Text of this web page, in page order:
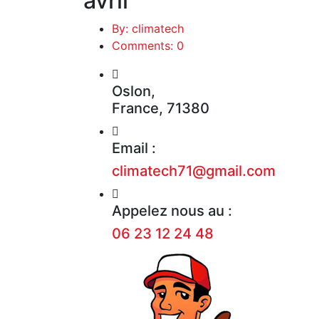
By: climatech
Comments: 0
Oslon,
France, 71380
Email :
climatech71@gmail.com
Appelez nous au :
06 23 12 24 48